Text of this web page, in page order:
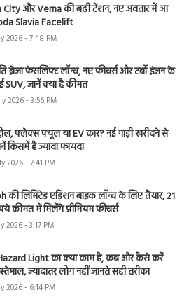
City और Verna की बढ़ी टेंशन, नए अवतार में आ
Slavia Facelift
2026 - 7:48 PM
ब्रेजा फेसलिफ्ट लॉन्च, नए फीचर्स और टर्बो इंजन के
जानें क्या है कीमत
2026 - 3:56 PM
फ्लेक्स फ्यूल या EV कार? नई गाड़ी खरीदने से
किसमें है ज्यादा फायदा
2026 - 7:41 PM
की लिमिटेड एडिशन बाइक लॉन्च के लिए तैयार, 21
कीमत में मिलेंगे प्रीमियम फीचर्स
2026 - 3:17 PM
Light का क्या काम है, कब और कैसे करें
ज्यादातर लोग नहीं जानते सही तरीका
2026 - 6:14 PM